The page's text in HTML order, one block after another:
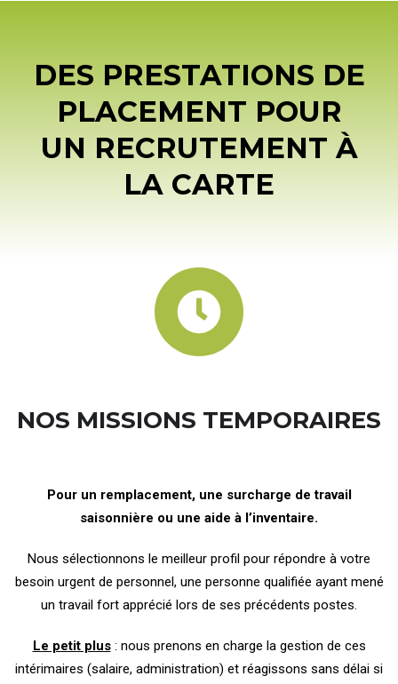
DES PRESTATIONS DE
PLACEMENT POUR
UN RECRUTEMENT À
LA CARTE
NOS MISSIONS TEMPORAIRES
Pour un remplacement, une surcharge de travail
saisonnière ou une aide à l’inventaire.
Nous sélectionnons le meilleur profil pour répondre à votre
besoin urgent de personnel, une personne qualifiée ayant mené
un travail fort apprécié lors de ses précédents postes.
Le petit plus: nous prenons en charge la gestion de ces
intérimaires (salaire, administration) et réagissons sans délai si